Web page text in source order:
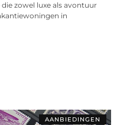
zowel luxe als avontuur
in
AANBIEDINGEN